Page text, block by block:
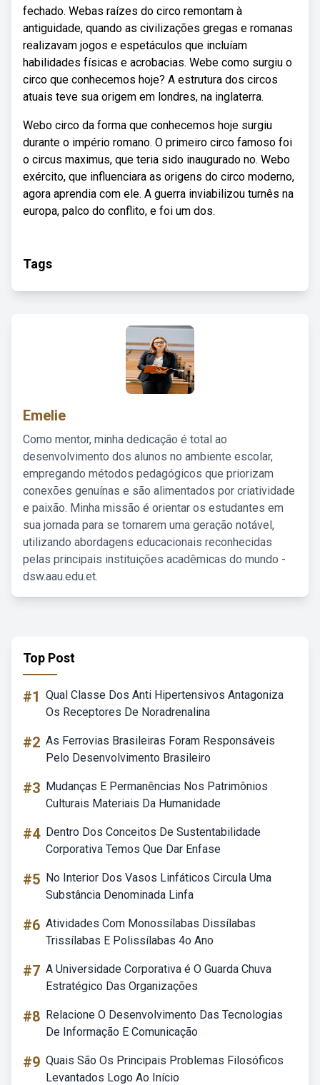
fechado. Webas raízes do circo remontam à
antiguidade, quando as civilizações gregas e romanas
realizavam jogos e espetáculos que incluíam
habilidades físicas e acrobacias. Webe como surgiu o
circo que conhecemos hoje? A estrutura dos circos
atuais teve sua origem em londres, na inglaterra.
Webo circo da forma que conhecemos hoje surgiu
durante o império romano. O primeiro circo famoso foi
o circus maximus, que teria sido inaugurado no. Webo
exército, que influenciara as origens do circo moderno,
agora aprendia com ele. A guerra inviabilizou turnês na
europa, palco do conflito, e foi um dos.
Tags
Emelie
Como mentor, minha dedicação é total ao
desenvolvimento dos alunos no ambiente escolar,
empregando métodos pedagógicos que priorizam
conexões genuínas e são alimentados por criatividade
e paixão. Minha missão é orientar os estudantes em
sua jornada para se tornarem uma geração notável,
utilizando abordagens educacionais reconhecidas
pelas principais instituições acadêmicas do mundo -
dsw.aau.edu.et.
Top Post
#1 Qual Classe Dos Anti Hipertensivos Antagoniza
Os Receptores De Noradrenalina
#2 As Ferrovias Brasileiras Foram Responsáveis
Pelo Desenvolvimento Brasileiro
#3 Mudanças E Permanências Nos Patrimônios
Culturais Materiais Da Humanidade
#4 Dentro Dos Conceitos De Sustentabilidade
Corporativa Temos Que Dar Enfase
#5 No Interior Dos Vasos Linfáticos Circula Uma
Substância Denominada Linfa
#6 Atividades Com Monossílabas Dissílabas
Trissílabas E Polissílabas 4o Ano
#7 A Universidade Corporativa é O Guarda Chuva
Estratégico Das Organizações
#8 Relacione O Desenvolvimento Das Tecnologias
De Informação E Comunicação
#9 Quais São Os Principais Problemas Filosóficos
Levantados Logo Ao Início